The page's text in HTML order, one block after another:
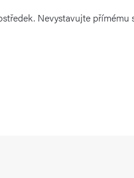
Nevystavujte přímému